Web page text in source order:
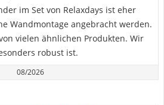
im Set von Relaxdays ist eher
Wandmontage angebracht werden.
vielen ähnlichen Produkten. Wir
robust ist.
08/2026